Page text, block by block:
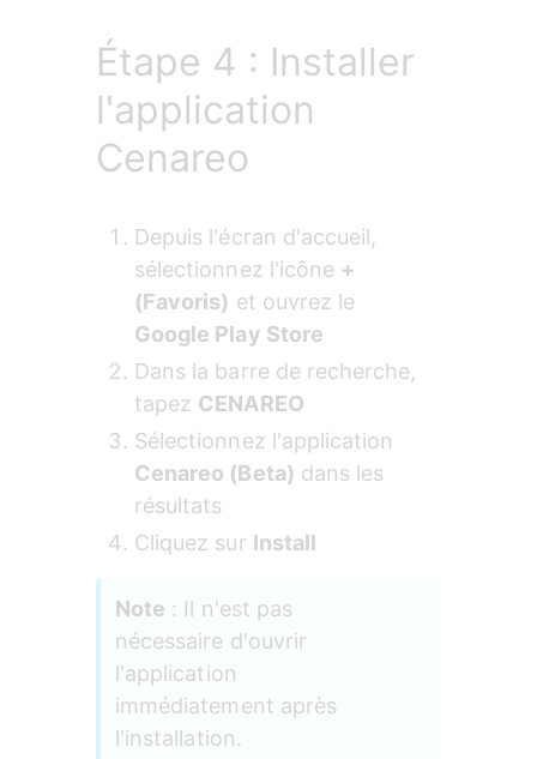
Étape 4 : Installer
l'application
Cenareo
Depuis l'écran d'accueil,
sélectionnez l'icône +
(Favoris) et ouvrez le
Google Play Store
Dans la barre de recherche,
tapez CENAREO
Sélectionnez l'application
Cenareo (Beta) dans les
résultats
Cliquez sur Install
Note : Il n'est pas
nécessaire d'ouvrir
l'application
immédiatement après
l'installation.